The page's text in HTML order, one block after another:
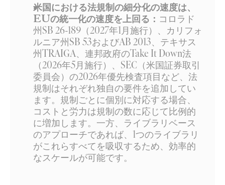
米国における法規制の細分化の速度は、
EUの統一化の速度を上回る： コロラド
州SB 26-189（2027年1月施行）、カリフォ
ルニア州SB 53およびAB 2013、テキサス
州TRAIGA、連邦政府のTake It Down法
（2026年5月施行）、SEC（米国証券取引
委員会）の2026年優先検査項目など、法
規制はそれぞれ独自の要件を追加してい
ます。規制ごとに個別に対応する場合、
コストと労力は規制の数に応じて比例的
に増加します。一方、ライブラリベース
のアプローチであれば、1つのライブラリ
がこれらすべてを吸収するため、効率的
なスケールが可能です。